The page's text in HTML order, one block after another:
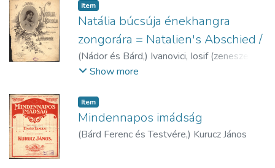
Item
Natália búcsúja énekhangra
zongorára = Natalien's Abschied /
(Nádor és Bárd,) Ivanovici, Iosif (zeneszerző)
(1845-1902)
Show more
Item
Mindennapos imádság
(Bárd Ferenc és Testvére,) Kurucz János